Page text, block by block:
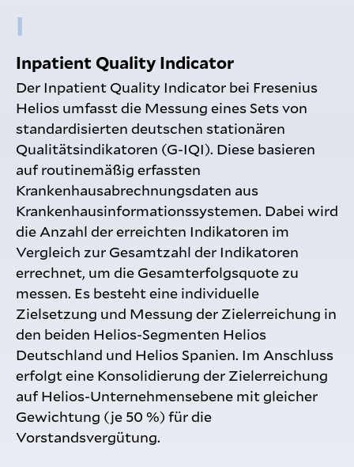
I
Inpatient Quality Indicator
Der Inpatient Quality Indicator bei Fresenius
Helios umfasst die Messung eines Sets von
standardisierten deutschen stationären
Qualitätsindikatoren (G-IQI). Diese basieren
auf routinemäßig erfassten
Krankenhausabrechnungsdaten aus
Krankenhausinformationssystemen. Dabei wird
die Anzahl der erreichten Indikatoren im
Vergleich zur Gesamtzahl der Indikatoren
errechnet, um die Gesamterfolgsquote zu
messen. Es besteht eine individuelle
Zielsetzung und Messung der Zielerreichung in
den beiden Helios-Segmenten Helios
Deutschland und Helios Spanien. Im Anschluss
erfolgt eine Konsolidierung der Zielerreichung
auf Helios-Unternehmensebene mit gleicher
Gewichtung (je 50 %) für die
Vorstandsvergütung.